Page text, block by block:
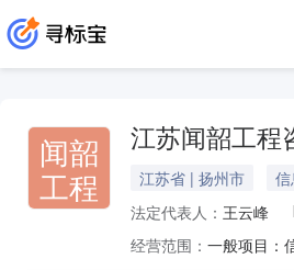
闻韶
工程
江苏闻韶工程
江苏省 | 扬州市
法定代表人： 王云峰
经营范围：